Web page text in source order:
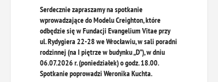
Serdecznie zapraszamy na spotkanie
wprowadzające do Modelu Creighton, które
odbędzie się wFundacji Evangelium Vitae przy
ul. Rydygiera 22-28 we Wrocławiu, w sali poradni
rodzinnej (na I piętrze w budynku „D”), w dniu
06.07.2026 r. (poniedziałek) o godz. 18.00.
Spotkanie poprowadzi Weronika Kuchta.